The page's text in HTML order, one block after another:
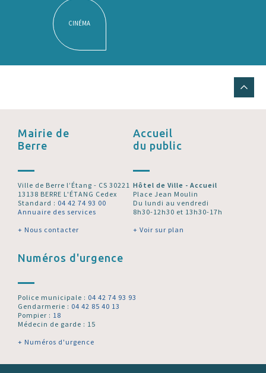
CINÉMA
Mairie de
Berre
Ville de Berre l’Étang - CS 30221
13138 BERRE L'ÉTANG Cedex
Standard : 04 42 74 93 00
Annuaire des services
+ Nous contacter
Accueil
du public
Hôtel de Ville - Accueil
Place Jean Moulin
Du lundi au vendredi
8h30-12h30 et 13h30-17h
+ Voir sur plan
Numéros d'urgence
Police municipale : 04 42 74 93 93
Gendarmerie : 04 42 85 40 13
Pompier : 18
Médecin de garde : 15
+ Numéros d'urgence